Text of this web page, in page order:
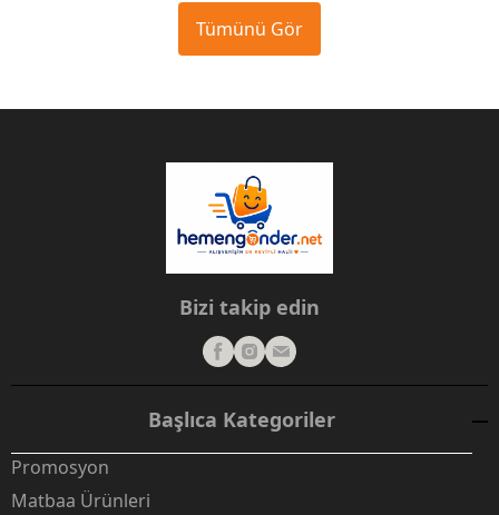
Tümünü Gör
Bizi takip edin
Başlıca Kategoriler
Promosyon
Matbaa Ürünleri